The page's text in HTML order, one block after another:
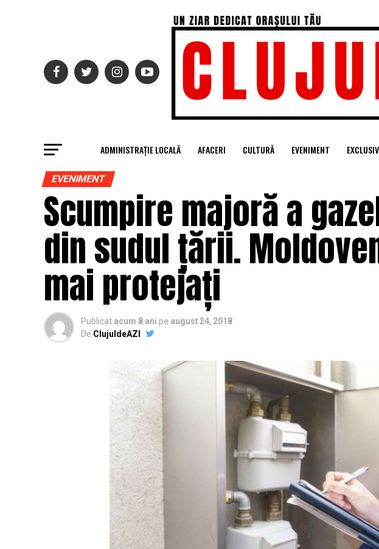
ADMINISTRAȚIE LOCALĂ AFACERI CULTURĂ EVENIMENT EXCLUSIV
EVENIMENT
Scumpire majoră a
din sudul țării.
mai protejați
Publicat acum 8 ani pe august 24, 2018
De ClujuldeAZI